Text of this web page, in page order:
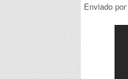
Enviado por